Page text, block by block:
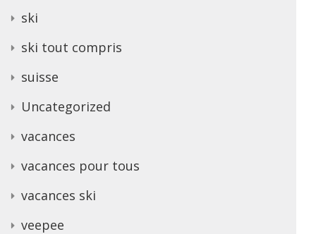
ski
ski tout compris
suisse
Uncategorized
vacances
vacances pour tous
vacances ski
veepee